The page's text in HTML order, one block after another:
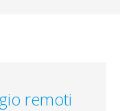
remoti